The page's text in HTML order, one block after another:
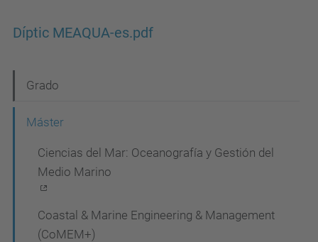
Díptic MEAQUA-es.pdf
a
Grado
Máster
Ciencias del Mar: Oceanografía y Gestión del
Medio Marino
Coastal & Marine Engineering & Management
(CoMEM+)